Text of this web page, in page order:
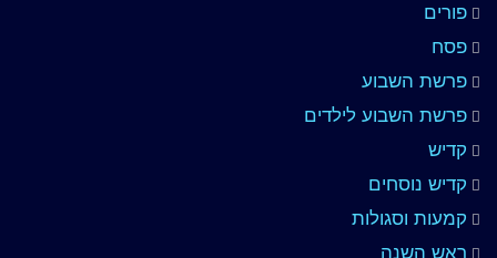
פורים
פסח
פרשת השבוע
פרשת השבוע לילדים
קדיש
קדיש נוסחים
קמעות וסגולות
ראש השנה